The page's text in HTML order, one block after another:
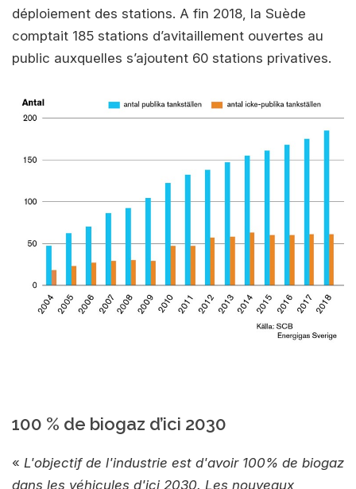
déploiement des stations. A fin 2018, la Suède
comptait 185 stations d’avitaillement ouvertes au
public auxquelles s’ajoutent 60 stations privatives.
100 % de biogaz d’ici 2030
« L'objectif de l'industrie est d'avoir 100% de biogaz
dans les véhicules d'ici 2030. Les nouveaux